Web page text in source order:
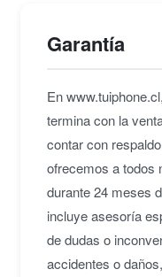
Garantía
En
termina con la
contar con
ofrecemos a todos
durante 24 meses
incluye asesoría
de dudas o
accidentes o